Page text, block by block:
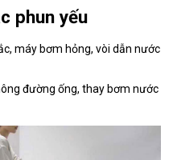
phun yếu
máy bơm hỏng, vòi dẫn nước
đường ống, thay bơm nước